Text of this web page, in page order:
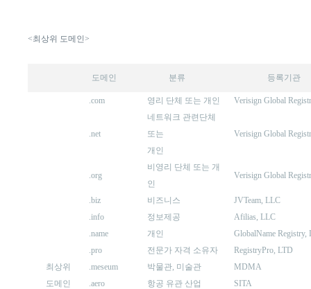
<최상위 도메인>
도메인 분류 등록기관
최상위
도메인
.com 영리 단체 또는 개인 Verisign Global
.net
네트워크 관련단체
또는
개인
Verisign Global
.org
비영리 단체 또는 개
인
Verisign Global
.biz 비즈니스
JVTeam, LLC
.info
정보제공
Afilias, LLC
.name
개인
GlobalName Registry,
.pro
전문가 자격 소유자
RegistryPro, LTD
.meseum
박물관, 미술관
MDMA
.aero
항공 유관 산업
SITA